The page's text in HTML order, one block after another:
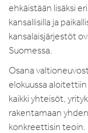
ehkäistään lisäksi
kansallisilla ja
kansalaisjärjestöt
Suomessa.
Osana
elokuussa
kaikki yhteisöt,
rakentamaan
konkreettisin teoin.